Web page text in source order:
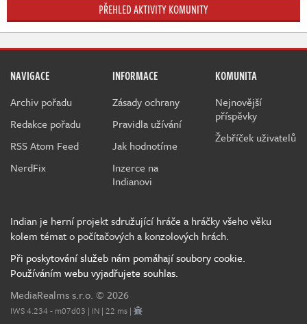
PŘEHLED AKTIVITY KOMUNITY
NAVIGACE
Archiv pořadu
Redakce pořadu
RSS Atom Feed
NerdFix
INFORMACE
Zásady ochrany
Pravidla užívání
Jak hodnotíme
Inzerce na
Indianovi
KOMUNITA
Nejnovější
příspěvky
Žebříček uživatelů
Indian je herní projekt sdružující hráče a hráčky všeho věku
kolem témat o počítačových a konzolových hrách.
Při poskytování služeb nám pomáhají soubory cookie.
Používáním webu vyjadřujete souhlas.
MediaRealms s.r.o. © 2026
IWS 4.234 - m07d03 | IN | 22 ms |